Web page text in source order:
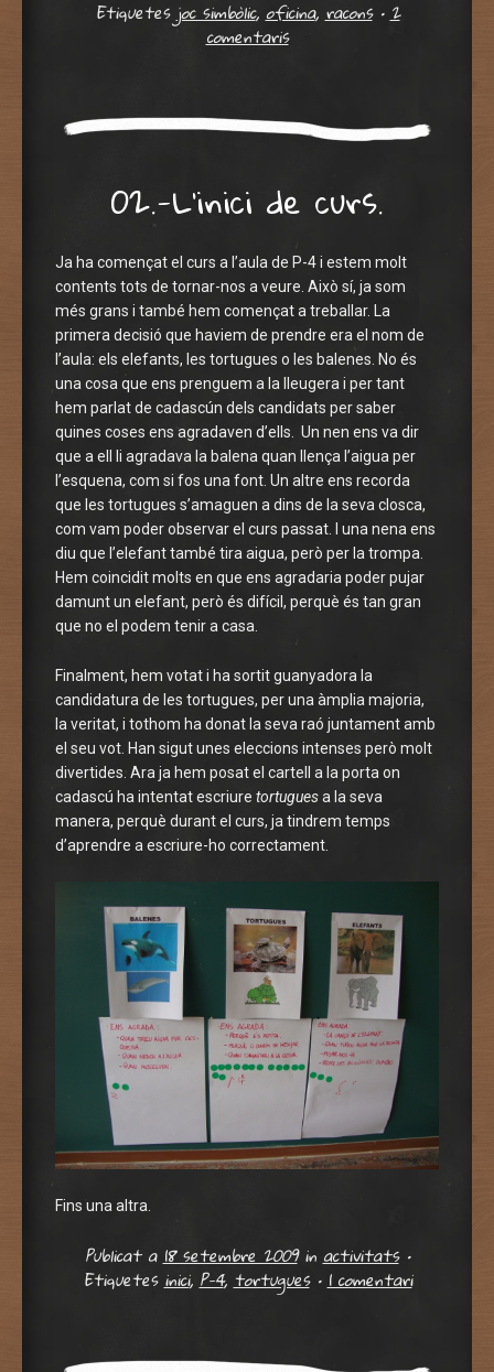
Etiquetesjoc simbòlic,oficina,racons •2
comentaris
02.-L’inici de curs.
Ja ha començat el curs a l’aula de P-4 i estem molt
contents tots de tornar-nos a veure. Això sí, ja som
més grans i també hem començat a treballar. La
primera decisió que haviem de prendre era el nom de
l’aula: els elefants, les tortugues o les balenes. No és
una cosa que ens prenguem a la lleugera i per tant
hem parlat de cadascún dels candidats per saber
quines coses ens agradaven d’ells. Un nen ens va dir
que a ell li agradava la balena quan llença l’aigua per
l’esquena, com si fos una font. Un altre ens recorda
que les tortugues s’amaguen a dins de la seva closca,
com vam poder observar el curs passat. I una nena ens
diu que l’elefant també tira aigua, però per la trompa.
Hem coincidit molts en que ens agradaria poder pujar
damunt un elefant, però és difícil, perquè és tan gran
que no el podem tenir a casa.
Finalment, hem votat i ha sortit guanyadora la
candidatura de les tortugues, per una àmplia majoria,
la veritat, i tothom ha donat la seva raó juntament amb
el seu vot. Han sigut unes eleccions intenses però molt
divertides. Ara ja hem posat el cartell a la porta on
cadascú ha intentat escriure tortuguesa la seva
manera, perquè durant el curs, ja tindrem temps
d’aprendre a escriure-ho correctament.
Fins una altra.
Publicat a18 setembre 2009 inactivitats •
Etiquetesinici,P-4,tortugues •1 comentari